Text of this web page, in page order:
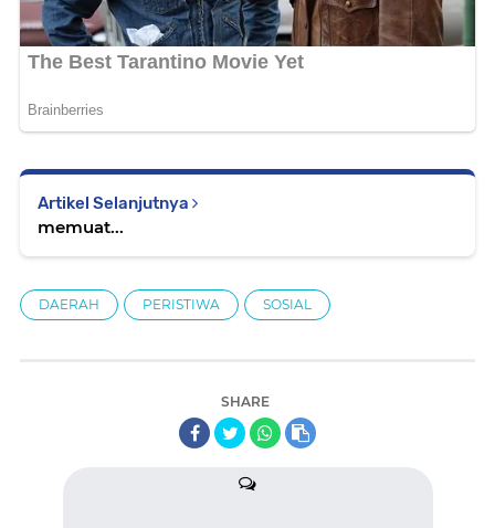
Artikel Selanjutnya
memuat...
DAERAH PERISTIWA SOSIAL
SHARE